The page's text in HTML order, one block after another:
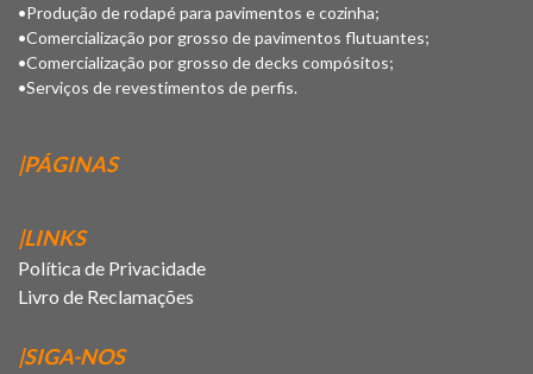
•Produção de rodapé para pavimentos e cozinha;
•Comercialização por grosso de pavimentos flutuantes;
•Comercialização por grosso de decks compósitos;
•Serviços de revestimentos de perfis.
|PÁGINAS
|LINKS
Política de Privacidade
Livro de Reclamações
|SIGA-NOS